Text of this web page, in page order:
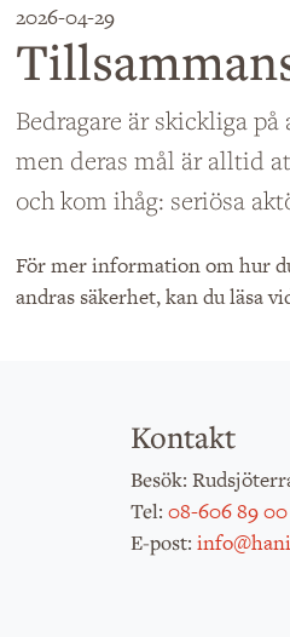
2026-04-29
Bedragare är skickliga
men deras mål är alltid
och kom ihåg: seriösa
För mer information om hur
andras säkerhet, kan du läsa
Kontakt
Besök:
Tel: 08-606 89 00
E-post: